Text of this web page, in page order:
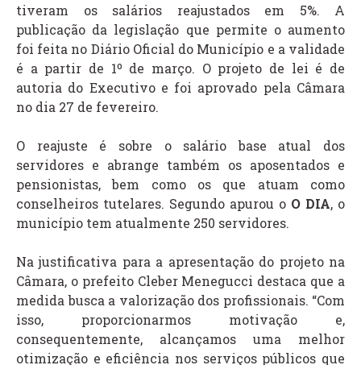
tiveram os salários reajustados em 5%. A
publicação da legislação que permite o aumento
foi feita no Diário Oficial do Município e a validade
é a partir de 1º de março. O projeto de lei é de
autoria do Executivo e foi aprovado pela Câmara
no dia 27 de fevereiro.
O reajuste é sobre o salário base atual dos
servidores e abrange também os aposentados e
pensionistas, bem como os que atuam como
conselheiros tutelares. Segundo apurou o O DIA, o
município tem atualmente 250 servidores.
Na justificativa para a apresentação do projeto na
Câmara, o prefeito Cleber Menegucci destaca que a
medida busca a valorização dos profissionais. “Com
isso, proporcionarmos motivação e,
consequentemente, alcançamos uma melhor
otimização e eficiência nos serviços públicos que